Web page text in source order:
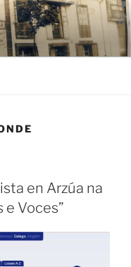
en Arzúa na
e Voces”